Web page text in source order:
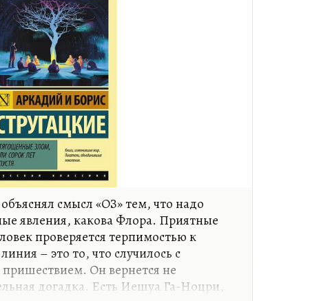
смысл «ОЗ» тем, что надо
явления, какова Флора. Приятные
проверяется терпимостью к
– это то, что случилось с
Он вернется не
догадка. Есть Иешуа Га-Ноцри,